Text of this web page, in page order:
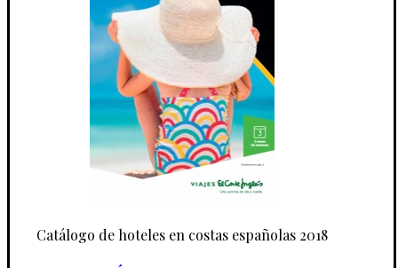
Catálogo de hoteles en costas españolas 2018